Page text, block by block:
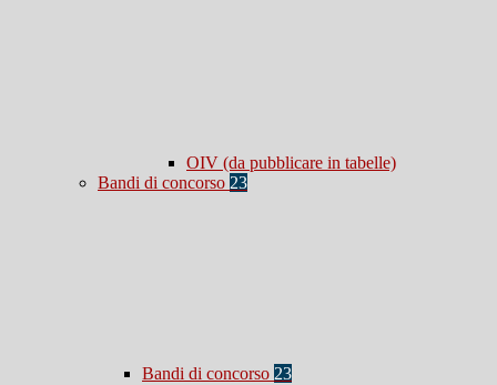
OIV (da pubblicare in tabelle)
Bandi di concorso 23
Bandi di concorso 23